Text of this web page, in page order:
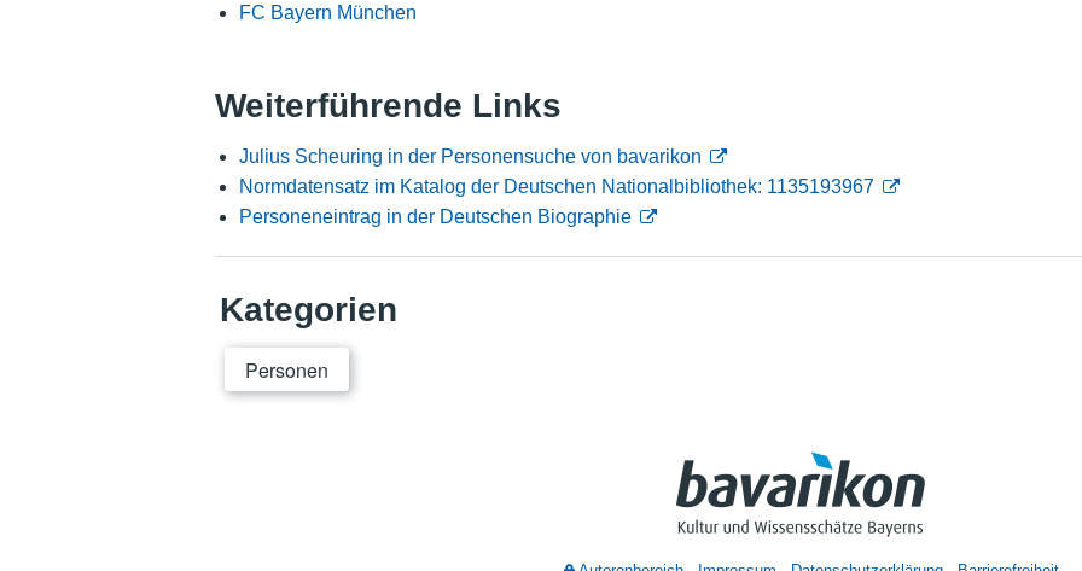
FC Bayern München
Weiterführende Links
Julius Scheuring in der Personensuche von bavarikon
Normdatensatz im Katalog der Deutschen Nationalbibliothek: 1135193967
Personeneintrag in der Deutschen Biographie
Kategorien
Personen